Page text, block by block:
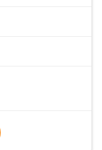
ームワークも
「カフェの接
シフト・在庫
すので、無理の
ージャーへの
4000～27万